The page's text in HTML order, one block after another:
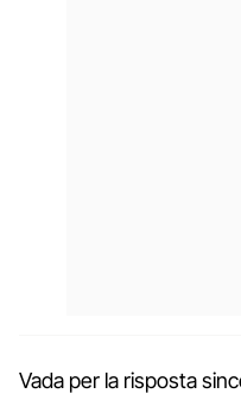
Vada per la risposta